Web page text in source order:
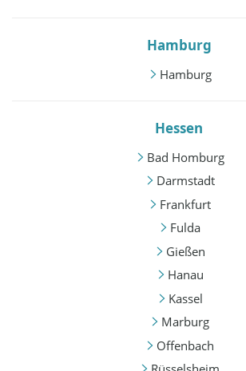
Hamburg
Hamburg
Hessen
Bad Homburg
Darmstadt
Frankfurt
Fulda
Gießen
Hanau
Kassel
Marburg
Offenbach